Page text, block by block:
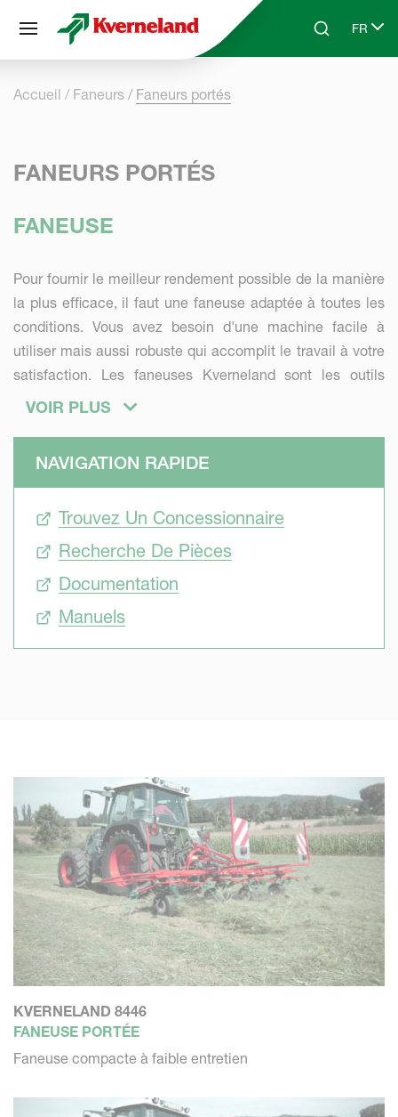
Skip to main contentSearchFR
Select
Accueil Faneurs Faneurs portés
FANEURS PORTÉS
FANEUSE
Pour fournir le meilleur rendement possible de la manière
la plus efficace, il faut une faneuse adaptée à toutes les
conditions. Vous avez besoin d'une machine facile à
utiliser mais aussi robuste qui accomplit le travail à votre
satisfaction. Les faneuses Kverneland sont les outils
adéquats pour accomplir une action de séchage uniforme
météorologiques imprévisibles.
VOIR PLUS
NAVIGATION RAPIDE
Trouvez Un Concessionnaire
Recherche De Pièces
Documentation
Manuels
KVERNELAND 8446
FANEUSE PORTÉE
Faneuse compacte à faible entretien
Panneau de gestion des cookies